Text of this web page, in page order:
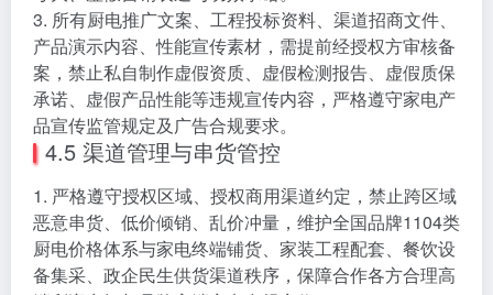
3. 所有厨电推广文案、工程投标资料、渠道招商文件、
产品演示内容、性能宣传素材，需提前经授权方审核备
案，禁止私自制作虚假资质、虚假检测报告、虚假质保
承诺、虚假产品性能等违规宣传内容，严格遵守家电产
品宣传监管规定及广告合规要求。
4.5 渠道管理与串货管控
1. 严格遵守授权区域、授权商用渠道约定，禁止跨区域
恶意串货、低价倾销、乱价冲量，维护全国品牌1104类
厨电价格体系与家电终端铺货、家装工程配套、餐饮设
备集采、政企民生供货渠道秩序，保障合作各方合理高